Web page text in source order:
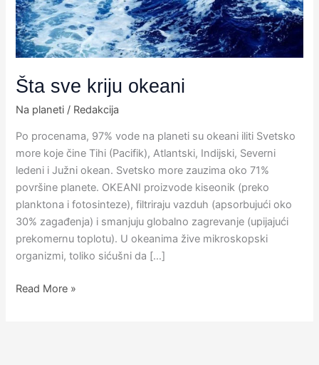
Šta sve kriju okeani
Na planeti / Redakcija
Po procenama, 97% vode na planeti su okeani iliti Svetsko
more​ koje čine Tihi (Pacifik), Atlantski, Indijski, Severni
ledeni i Južni okean. Svetsko more zauzima oko 71%
površine planete.​ OKEANI proizvode kiseonik (preko
planktona i fotosinteze), filtriraju vazduh (apsorbujući oko
30% zagađenja) i smanjuju globalno zagrevanje (upijajući
prekomernu toplotu). U okeanima žive mikroskopski
organizmi, toliko sićušni da […]
Read More »